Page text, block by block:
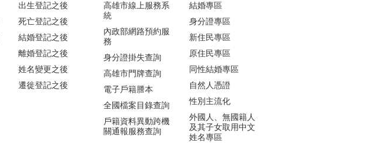
出生登記之後
死亡登記之後
結婚登記之後
離婚登記之後
姓名變更之後
遷徙登記之後
高雄市線上服務系
統
內政部網路預約服
務
身分證掛失查詢
高雄市門牌查詢
電子戶籍謄本
全國檔案目錄查詢
戶籍資料異動跨機
關通報服務查詢
結婚專區
身分證專區
新住民專區
原住民專區
同性結婚專區
自然人憑證
性別主流化
外國人、無國籍人
及其子女取用中文
姓名專區